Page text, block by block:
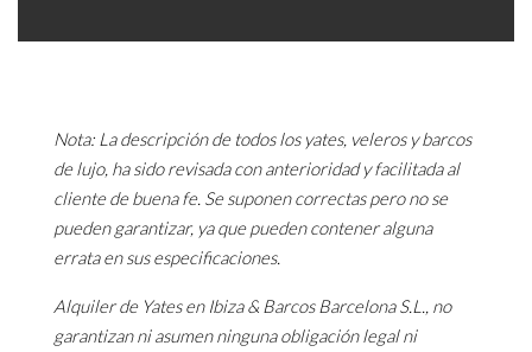
Nota: La descripción de todos los yates, veleros y barcos
de lujo, ha sido revisada con anterioridad y facilitada al
cliente de buena fe. Se suponen correctas pero no se
pueden garantizar, ya que pueden contener alguna
errata en sus especificaciones.
Alquiler de Yates en Ibiza & Barcos Barcelona S.L., no
garantizan ni asumen ninguna obligación legal ni